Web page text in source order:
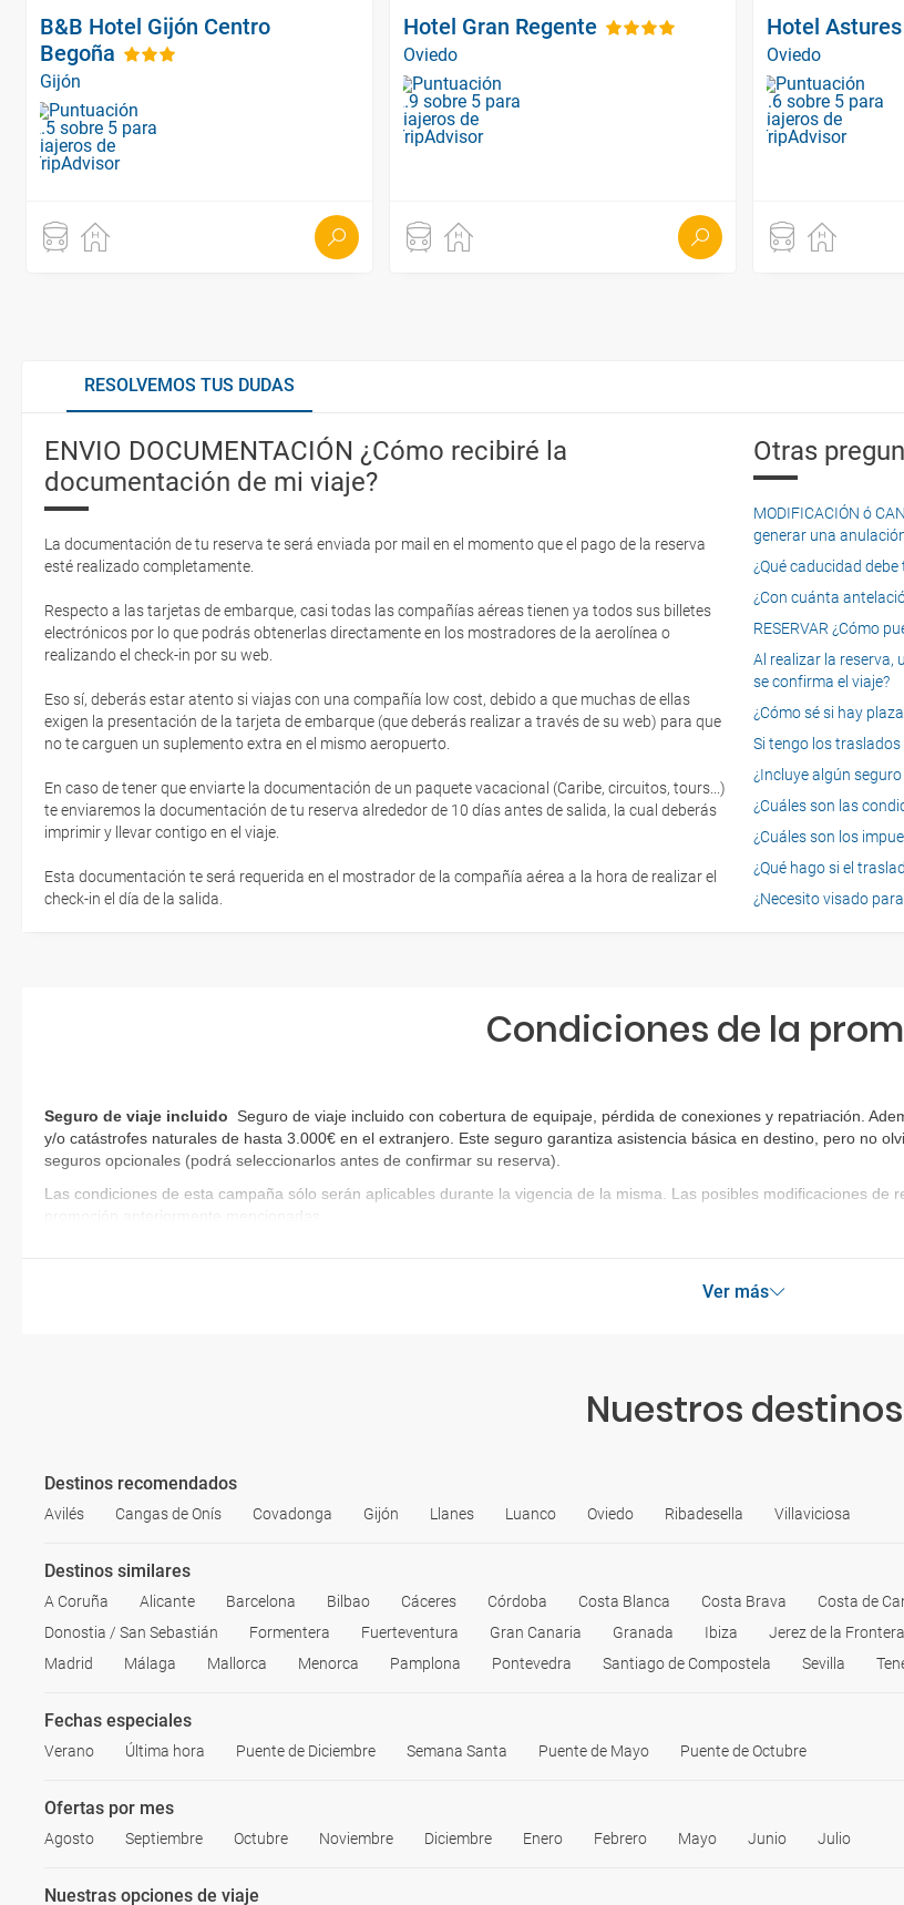
B&B Hotel Gijón Centro
Begoña
Gijón
Hotel Gran Regente
Oviedo
Hotel Astures
Oviedo
RESOLVEMOS TUS DUDAS
ENVIO DOCUMENTACIÓN ¿Cómo recibiré la
documentación de mi viaje?
La documentación de tu reserva te será enviada por mail en el momento que el pago de la reserva
esté realizado completamente.
Respecto a las tarjetas de embarque, casi todas las compañías aéreas tienen ya todos sus billetes
electrónicos por lo que podrás obtenerlas directamente en los mostradores de la aerolínea o
realizando el check-in por su web.
Eso sí, deberás estar atento si viajas con una compañía low cost, debido a que muchas de ellas
exigen la presentación de la tarjeta de embarque (que deberás realizar a través de su web) para que
no te carguen un suplemento extra en el mismo aeropuerto.
En caso de tener que enviarte la documentación de un paquete vacacional (Caribe, circuitos, tours...)
te enviaremos la documentación de tu reserva alrededor de 10 días antes de salida, la cual deberás
imprimir y llevar contigo en el viaje.
Esta documentación te será requerida en el mostrador de la compañía aérea a la hora de realizar el
check-in el día de la salida.
Otras
MODIFICACIÓN ó
generar una
¿Qué caducidad
¿Con cuánta
RESERVAR ¿Cómo
Al realizar la reserva,
se confirma el viaje?
¿Cómo sé si hay
Si tengo los
¿Incluye algún
¿Cuáles son las
¿Cuáles son los
¿Qué hago si el
¿Necesito visado
Condiciones de la
Seguro de viaje incluido
Seguro de viaje incluido con cobertura de equipaje, pérdida de conexiones y repatriación.
y/o catástrofes naturales de hasta 3.000€ en el extranjero. Este seguro garantiza asistencia básica en destino, pero no
seguros opcionales (podrá seleccionarlos antes de confirmar su reserva)
Las condiciones de esta campaña sólo serán aplicables durante la vigencia de la misma. Las posibles modificaciones
promoción anteriormente mencionadas.
Ver más
Nuestros destinos
Destinos recomendados
Avilés Cangas de Onís Covadonga Gijón Llanes Luanco Oviedo Ribadesella Villaviciosa
Destinos similares
A Coruña Alicante Barcelona Bilbao Cáceres Córdoba Costa Blanca Costa Brava Costa de
Donostia / San Sebastián
Formentera Fuerteventura Gran Canaria Granada Ibiza Jerez de la Frontera
Madrid
Málaga Mallorca Menorca Pamplona Pontevedra Santiago de Compostela Sevilla
Fechas especiales
Verano Última hora Puente de Diciembre Semana Santa Puente de Mayo Puente de Octubre
Ofertas por mes
Agosto Septiembre Octubre Noviembre Diciembre Enero Febrero Mayo Junio Julio
Nuestras opciones de viaje